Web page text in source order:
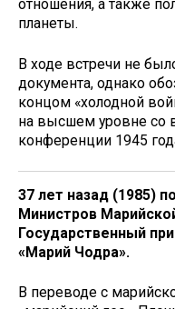
отношения, а также
планеты.
В ходе встречи не
документа, однако
концом «холодной
на высшем уровне со
конференции 1945
37 лет назад (1985)
Министров
Государственный
«Марий Чодра».
В переводе с